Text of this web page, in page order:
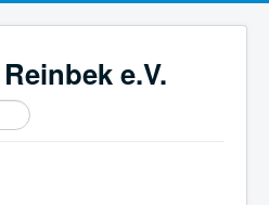
e.V.